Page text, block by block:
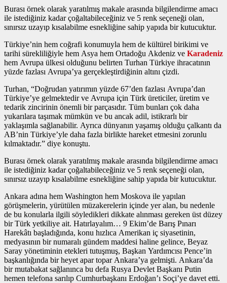
Burası örnek olarak yaratılmış makale arasında bilgilendirme amacı
ile istediğiniz kadar çoğaltabileceğiniz ve 5 renk seçeneği olan,
sınırsız uzayıp kısalabilme esnekliğine sahip yapıda bir kutucuktur.
Türkiye’nin hem coğrafi konumuyla hem de kültürel birikimi ve
tarihi sürekliliğiyle hem Asya hem Ortadoğu Akdeniz ve Karadeniz
hem Avrupa ülkesi olduğunu belirten Turhan Türkiye ihracatının
yüzde fazlası Avrupa’ya gerçekleştirdiğinin altını çizdi.
Turhan, “Doğrudan yatırımın yüzde 67’den fazlası Avrupa’dan
Türkiye’ye gelmektedir ve Avrupa için Türk üreticiler, üretim ve
tedarik zincirinin önemli bir parçasıdır. Tüm bunları çok daha
yukarılara taşımak mümkün ve bu ancak adil, istikrarlı bir
yaklaşımla sağlanabilir. Ayrıca dünyanın yaşamış olduğu çalkantı da
AB’nin Türkiye’yle daha fazla birlikte hareket etmesini zorunlu
kılmaktadır.” diye konuştu.
Burası örnek olarak yaratılmış makale arasında bilgilendirme amacı
ile istediğiniz kadar çoğaltabileceğiniz ve 5 renk seçeneği olan,
sınırsız uzayıp kısalabilme esnekliğine sahip yapıda bir kutucuktur.
Ankara adına hem Washington hem Moskova ile yapılan
görüşmelerin, yürütülen müzakerelerin içinde yer alan, bu nedenle
de bu konularla ilgili söyledikleri dikkate alınması gereken üst düzey
bir Türk yetkiliye ait. Hatırlayalım… 9 Ekim’de Barış Pınarı
Harekâtı başladığında, konu hızlıca Amerikan iç siyasetinin,
medyasının bir numaralı gündem maddesi haline gelince, Beyaz
Saray yönetiminin etekleri tutuşmuş, Başkan Yardımcısı Pence’in
başkanlığında bir heyet apar topar Ankara’ya gelmişti. Ankara’da
bir mutabakat sağlanınca bu defa Rusya Devlet Başkanı Putin
hemen telefona sarılıp Cumhurbaşkanı Erdoğan’ı Soçi’ye davet etti.